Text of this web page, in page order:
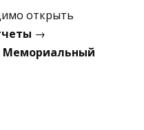
открыть
→
Мемориальный